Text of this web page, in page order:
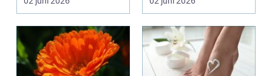
lämna sitt hem, sitt ...